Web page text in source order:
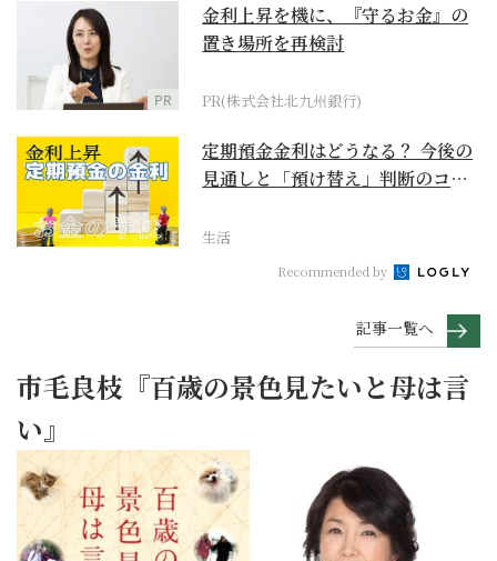
PR
金利上昇を機に、『守るお金』の
置き場所を再検討
PR(株式会社北九州銀行)
定期預金金利はどうなる？ 今後の
見通しと「預け替え」判断のコツ
生活
Recommended by
記事一覧へ
市毛良枝『百歳の景色見たいと母は言
い』